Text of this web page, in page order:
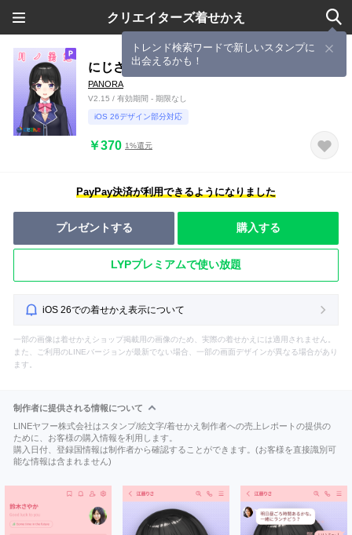
クリエイターズ着せかえ
トレンド検索ワードで新しいスタンプに
出会えるかも！
にじさんじ 月ノ美兎
PANORA
V2.15 / 有効期間 - 期限なし
iOS 26デザイン部分対応
￥370 1%還元
PayPay決済が利用できるようになりました
プレゼントする 購入する
LYPプレミアムで使い放題
iOS 26での着せかえ表示について
一部の画像は着せかえショップ掲載用の画像のため、実際の着せかえには適用されません。
また、ご利用のLINEバージョンが最新でない場合、一部の画面デザインが異なる場合があり
ます。
制作者に提供される情報について
LINEヤフー株式会社はスタンプ/絵文字/着せかえ制作者への売上レポートの提供の
ために、お客様の購入情報を利用します。
購入日付、登録国情報は制作者から確認することができます。(お客様を直接識別可
能な情報は含まれません)